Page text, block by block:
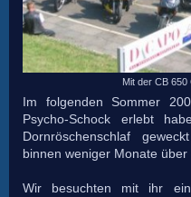
Mit der CB
Im folgenden Sommer
Psycho-Schock erlebt
Dornröschenschlaf
binnen weniger Monate
Wir besuchten mit ihr